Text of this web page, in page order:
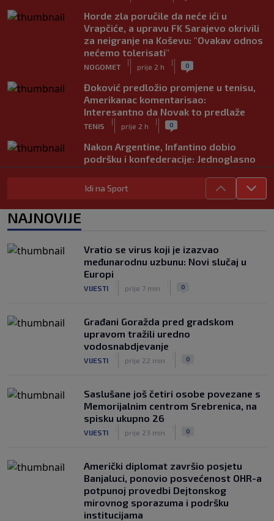
Horde zla poručile da neće ići u
Vrapčiće, a upravu FK Sarajevo okrivili
za neigranje na Koševu: "Ovakav odnos
nećemo tolerisati"
NOGOMET
|
prije 2 h
| 0
Đoković predložio promjene u tenisu,
Amerikanac komentarisao:
Interesantno da Novak to predlaže
TENIS
|
prije 2 h
| 0
Nakon Argentine, Infantino dobio
podršku i konfederacije: Jednoglasno
ponavljamo podršku predsjedniku
NOGOMET
Pravna bitka Luke Dončića i Anamarije
Goltes seli se u Sloveniju: Spominje se
čak 50 miliona dolara
KOŠARKA
|
prije 4 h 0
Idi na Sport
NAJNOVIJE
Vratio se virus koji je izazvao
međunarodnu uzbunu: Novi slučaj u
Europi
VIJESTI prije 7 min 0
Građani Goražda pred gradskom
upravom tražili uredno
vodosnabdjevanje
VIJESTI prije 22 min 0
Saslušane još četiri osobe povezane s
Memorijalnim centrom Srebrenica, na
spisku ukupno 26
VIJESTI prije 23 min 0
Američki diplomat završio posjetu
Banjaluci, ponovio posvećenost OHR-a
potpunoj provedbi Dejtonskog
mirovnog sporazuma i podršku
institucijama